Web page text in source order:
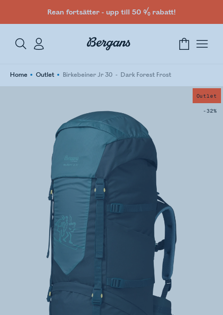
Rean fortsätter - upp till 50 % rabatt!
Home Outlet Birkebeiner Jr 30 Dark Forest Frost
Outlet
-32%